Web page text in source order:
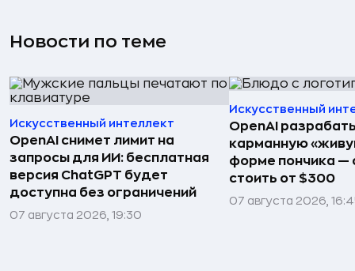
Новости по теме
Искусственный интеллект
OpenAI снимет лимит на
запросы для ИИ: бесплатная
версия ChatGPT будет
доступна без ограничений
07 августа 2026, 19:30
Искусственный
OpenAI
карманную
форме пончика —
стоить от $300
07 августа 2026,